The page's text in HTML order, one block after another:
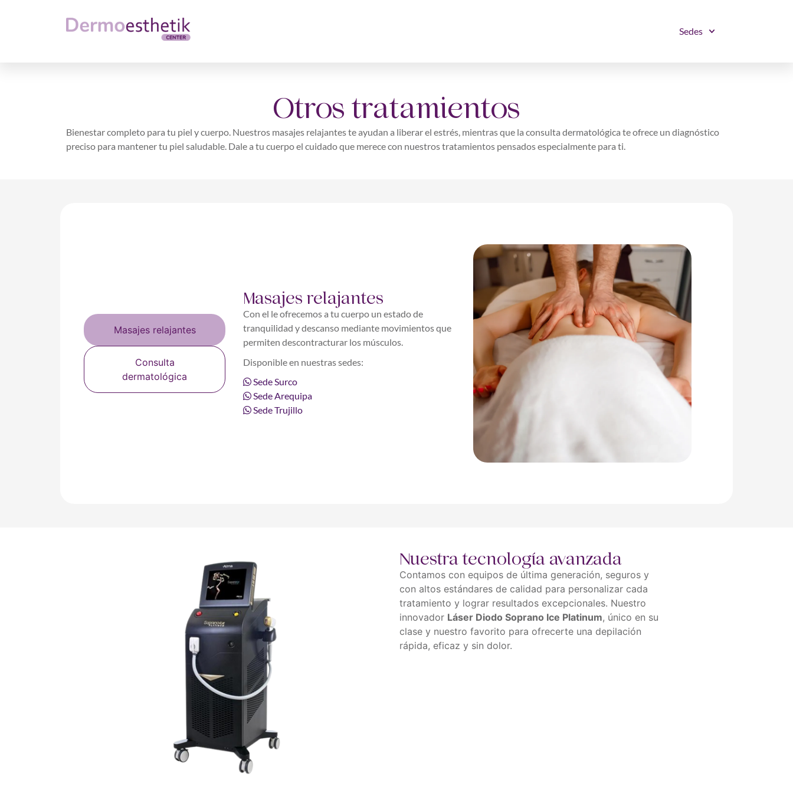
Sedes
Otros tratamientos
Bienestar completo para tu piel y cuerpo. Nuestros masajes relajantes te ayudan a liberar el estrés, mientras que la consulta dermatológica te ofrece un diagnóstico
preciso para mantener tu piel saludable. Dale a tu cuerpo el cuidado que merece con nuestros tratamientos pensados especialmente para ti.
Masajes relajantes
Consulta
dermatológica
Masajes relajantes
Con el le ofrecemos a tu cuerpo un estado de
tranquilidad y descanso mediante movimientos que
permiten descontracturar los músculos.
Disponible en nuestras sedes:
Sede Surco
Sede Arequipa
Sede Trujillo
Nuestra tecnología avanzada
Contamos con equipos de última generación, seguros y
con altos estándares de calidad para personalizar cada
tratamiento y lograr resultados excepcionales. Nuestro
innovador Láser Diodo Soprano Ice Platinum, único en su
clase y nuestro favorito para ofrecerte una depilación
rápida, eficaz y sin dolor.